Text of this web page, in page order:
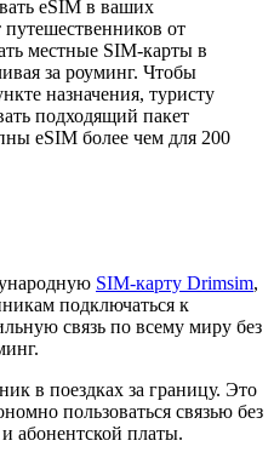
eSIM в ваших
от
местные SIM-карты в
за роуминг. Чтобы
назначения, туристу
подходящий пакет
eSIM более чем для 200
SIM-карту Drimsim,
подключаться к
связь по всему миру без
в поездках за границу. Это
пользоваться связью без
абонентской платы.